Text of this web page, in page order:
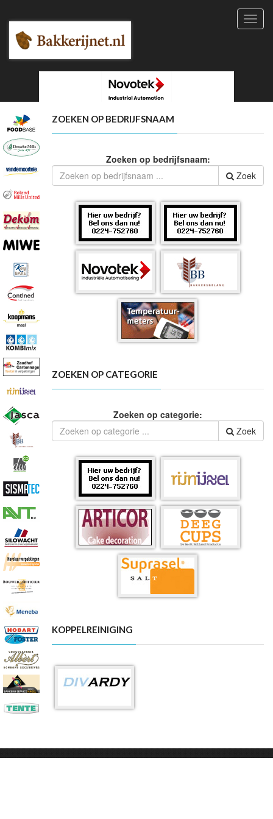
ZOEKEN OP BEDRIJFSNAAM
Zoeken op bedrijfsnaam:
Zoek
ZOEKEN OP CATEGORIE
Zoeken op categorie:
Zoek
KOPPELREINIGING